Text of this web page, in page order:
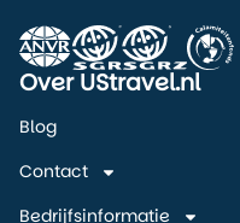
Over UStravel.nl
Blog
Contact
Bedrijfsinformatie